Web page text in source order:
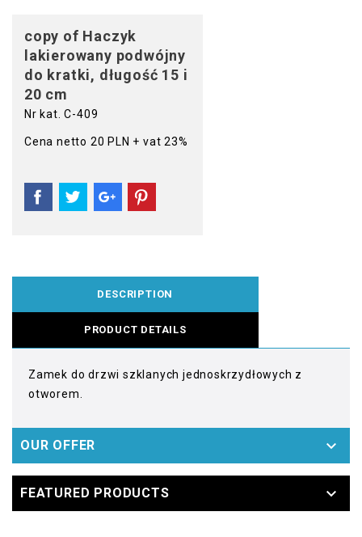
copy of Haczyk
lakierowany podwójny
do kratki, długość 15 i
20 cm
Nr kat. C-409
Cena netto 20 PLN + vat 23%
DESCRIPTION
PRODUCT DETAILS
Zamek do drzwi szklanych jednoskrzydłowych z
otworem.
OUR OFFER 
FEATURED PRODUCTS 